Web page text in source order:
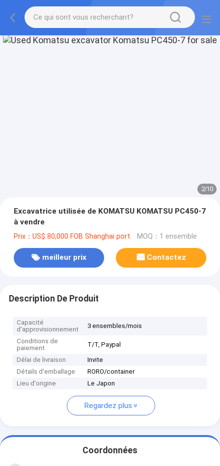
2/10
Excavatrice utilisée de KOMATSU KOMATSU PC450-7
à vendre
Prix：US$ 80,000 FOB Shanghai port MOQ：1 ensemble
meilleur prix Contactez
Description De Produit
Capacité
d'approvisionnement
3 ensembles/mois
Conditions de
paiement
T/T, Paypal
Délai de livraison
Invite
Détails d'emballage
RORO/container
Lieu d'origine
Le Japon
Regardez plus
Coordonnées